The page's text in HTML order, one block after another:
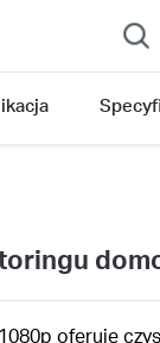
oferuje